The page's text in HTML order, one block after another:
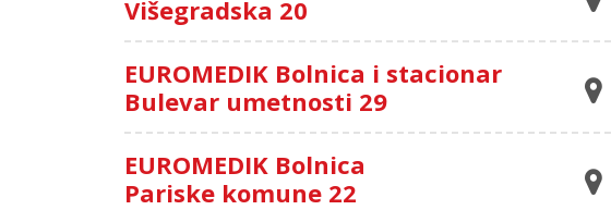
Višegradska 20
EUROMEDIK Bolnica i stacionar
Bulevar umetnosti 29
EUROMEDIK Bolnica
Pariske komune 22